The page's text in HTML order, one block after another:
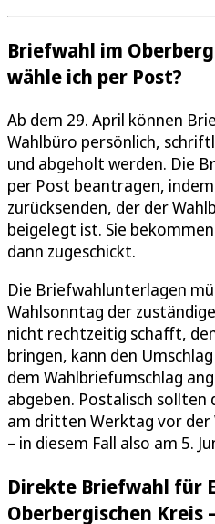
Briefwahl im
wähle ich per Post?
Ab dem 29. April können
Wahlbüro persönlich,
und abgeholt werden. Die
per Post beantragen,
zurücksenden, der der
beigelegt ist. Sie
dann zugeschickt.
Die Briefwahlunterlagen
Wahlsonntag der
nicht rechtzeitig schafft,
bringen, kann den
dem Wahlbriefumschlag
abgeben. Postalisch
am dritten Werktag vor der
– in diesem Fall also am 5.
Direkte Briefwahl für
Oberbergischen Kreis